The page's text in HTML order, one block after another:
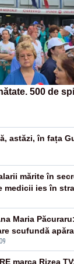
500 de
astăzi, în fața
mărite în
medicii ies în
Maria
scufundă
marca Rizea